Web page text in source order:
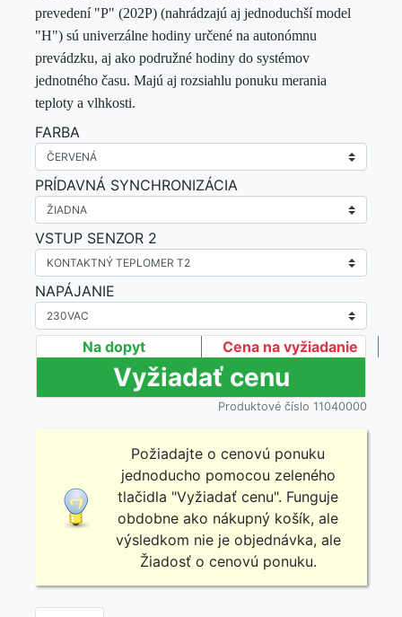
prevedení "P" (202P) (nahrádzajú aj jednoduchší model
"H") sú univerzálne hodiny určené na autonómnu
prevádzku, aj ako podružné hodiny do systémov
jednotného času. Majú aj rozsiahlu ponuku merania
teploty a vlhkosti.
FARBA
PRÍDAVNÁ SYNCHRONIZÁCIA
VSTUP SENZOR 2
NAPÁJANIE
Na dopyt Cena na vyžiadanie
Produktové číslo 11040000
Požiadajte o cenovú ponuku
jednoducho pomocou zeleného
tlačidla "Vyžiadať cenu". Funguje
obdobne ako nákupný košík, ale
výsledkom nie je objednávka, ale
Žiadosť o cenovú ponuku.